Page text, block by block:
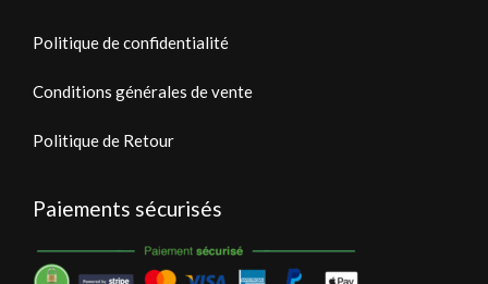
Politique de confidentialité
Conditions générales de vente
Politique de Retour
Paiements sécurisés